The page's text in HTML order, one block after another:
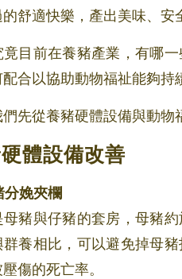
舒適快樂，產出美味、安
竟目前在養豬產業，有哪
合以協助動物福祉能夠持
先從養豬硬體設備與動物
體設備改善
分娩夾欄
母豬與仔豬的套房，母豬
群養相比，可以避免掉母
傷的死亡率。